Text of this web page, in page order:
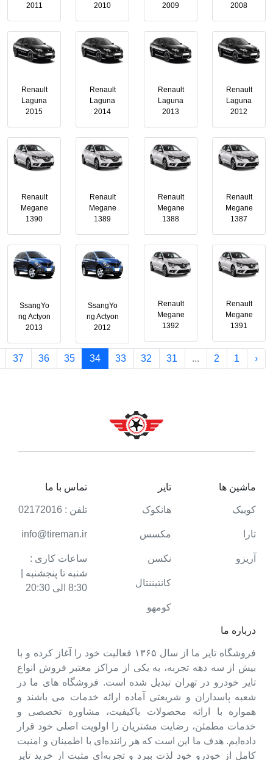
2008
2009
2010
2011
Renault
Laguna
2012
Renault
Laguna
2013
Renault
Laguna
2014
Renault
Laguna
2015
Renault
Megane
1387
Renault
Megane
1388
Renault
Megane
1389
Renault
Megane
1390
Renault
Megane
1391
Renault
Megane
1392
SsangYo
ng Actyon
2012
SsangYo
ng Actyon
2013
‹
1
2
...
31
32
33
34
35
36
37
درباره ما
فروشگاه تایر ما از سال ۱۳۶۵ فعالیت خود را آغاز کرده و با
بیش از سه دهه تجربه، به یکی از مراکز معتبر فروش انواع
تایر خودرو در تهران تبدیل شده است. فروشگاه های ما در
شعبه پاسداران و شریعتی آماده ارائه خدمات می باشند و
همواره با ارائه محصولات باکیفیت، مشاوره تخصصی و
خدمات مطمئن، رضایت مشتریان را اولویت اصلی خود قرار
داده‌ایم. هدف ما این است که هر راننده‌ای با اطمینان و امنیت
کامل از خودرو خود لذت ببرد و تجربه‌ای مثبت از خرید تایر
ماشین ها
کوییک
تارا
آریزو
تایر
هانکوک
مکسس
نکسن
کانتیننتال
کومهو
تماس با ما
تلفن : 02172016
info@tireman.ir
ساعات کاری :
شنبه تا پنجشنبه |
8:30 الی 20:30